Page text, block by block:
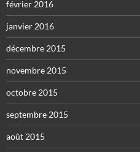
février 2016
janvier 2016
décembre 2015
novembre 2015
octobre 2015
septembre 2015
août 2015